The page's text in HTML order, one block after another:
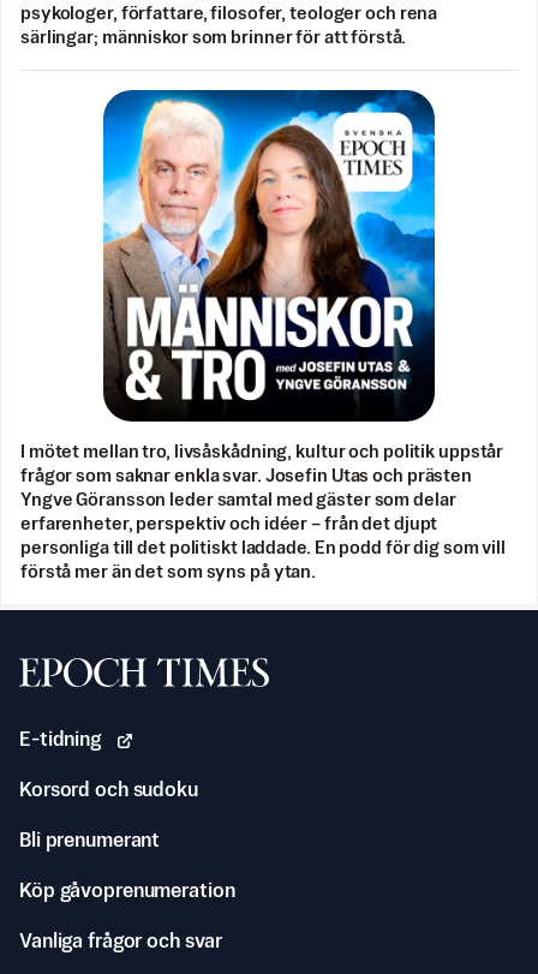
psykologer, författare, filosofer, teologer och rena
särlingar; människor som brinner för att förstå.
I mötet mellan tro, livsåskådning, kultur och politik uppstår
frågor som saknar enkla svar. Josefin Utas och prästen
Yngve Göransson leder samtal med gäster som delar
erfarenheter, perspektiv och idéer – från det djupt
personliga till det politiskt laddade. En podd för dig som vill
förstå mer än det som syns på ytan.
Svenska Epoch Times
E-tidning
Korsord och sudoku
Bli prenumerant
Köp gåvoprenumeration
Vanliga frågor och svar